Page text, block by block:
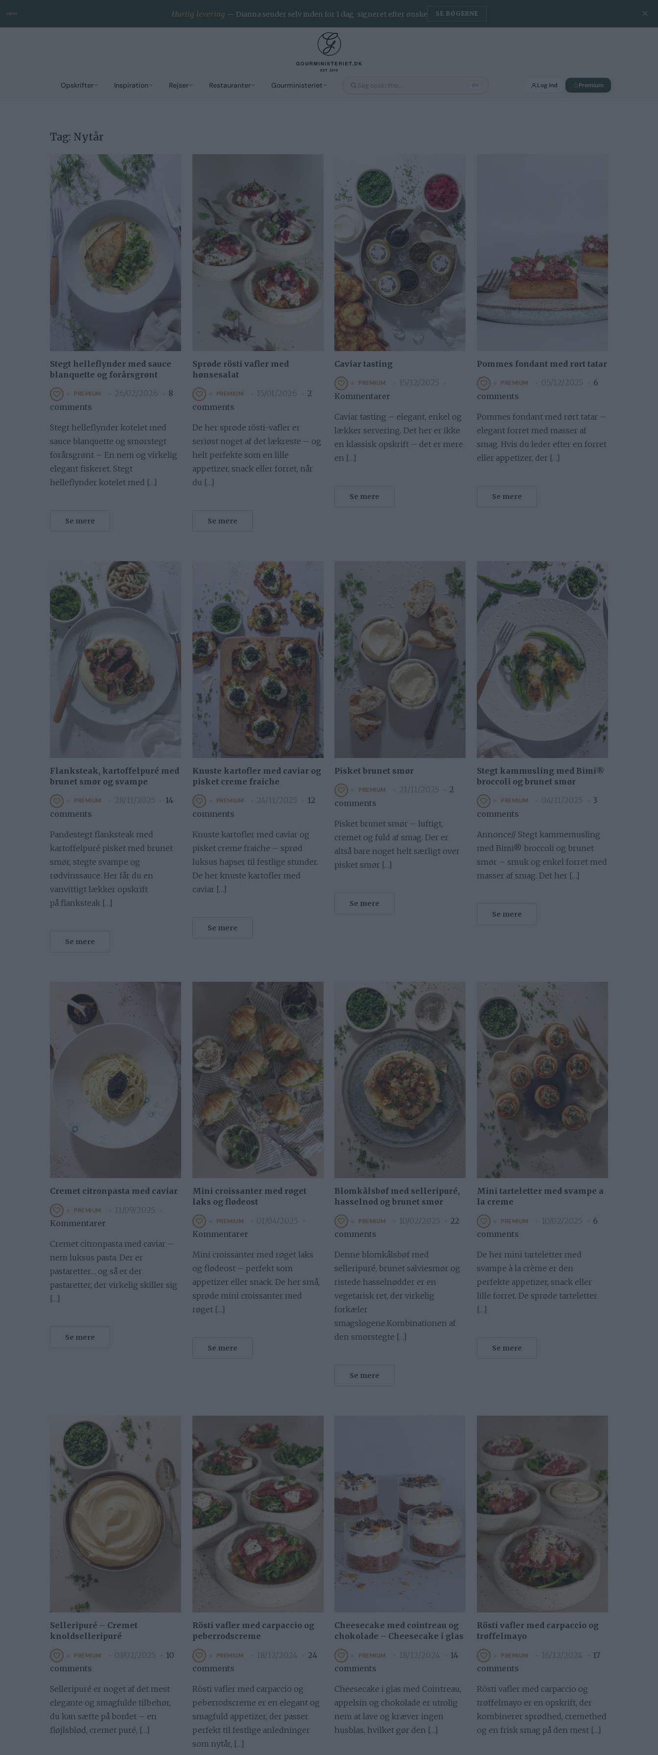
Opskrifter Inspiration Rejser Restauranter Gourministeriet ⌘K Log ind Premium
Hurtig levering — Dianna sender selv inden for 1 dag · signeret efter ønske SE BØGERNE ✕
Tag: Nytår
Stegt helleflynder med sauce
blanquette og forårsgrønt
PREMIUM 26/02/2026
8
comments
Stegt helleflynder kotelet med
sauce blanquette og smørstegt
forårsgrønt – En nem og virkelig
elegant fiskeret. Stegt
helleflynder kotelet med […]
Se mere
Sprøde rösti vafler med
hønsesalat
PREMIUM 15/01/2026
2
comments
De her sprøde rösti-vafler er
seriøst noget af det lækreste – og
helt perfekte som en lille
appetizer, snack eller forret, når
du […]
Se mere
Caviar tasting
PREMIUM
15/12/2025
Kommentarer
Caviar tasting – elegant, enkel og
lækker servering. Det her er ikke
en klassisk opskrift – det er mere
en […]
Se mere
Pommes fondant med rørt tatar
PREMIUM 05/12/2025
6
comments
Pommes fondant med rørt tatar –
elegant forret med masser af
smag. Hvis du leder efter en forret
eller appetizer, der […]
Se mere
Flanksteak, kartoffelpuré med
brunet smør og svampe
PREMIUM 28/11/2025
14
comments
Pandestegt flanksteak med
kartoffelpuré pisket med brunet
smør, stegte svampe og
rødvinssauce. Her får du en
vanvittigt lækker opskrift
på flanksteak […]
Se mere
Knuste kartofler med caviar og
pisket creme fraiche
PREMIUM 24/11/2025
12
comments
Knuste kartofler med caviar og
pisket creme fraiche – sprød
luksus hapser til festlige stunder.
De her knuste kartofler med
caviar […]
Se mere
Pisket brunet smør
PREMIUM 21/11/2025
2
comments
Pisket brunet smør – luftigt,
cremet og fuld af smag. Der er
altså bare noget helt særligt over
pisket smør […]
Se mere
Stegt kammusling med Bimi®
broccoli og brunet smør
PREMIUM 04/11/2025
3
comments
Annonce// Stegt kammemusling
med Bimi® broccoli og brunet
smør – smuk og enkel forret med
masser af smag. Det her […]
Se mere
Cremet citronpasta med caviar
PREMIUM
11/09/2025
Kommentarer
Cremet citronpasta med caviar –
nem luksus pasta. Der er
pastaretter… og så er der
pastaretter, der virkelig skiller sig
[…]
Se mere
Mini croissanter med røget
laks og flødeost
PREMIUM
01/04/2025
Kommentarer
Mini croissanter med røget laks
og flødeost – perfekt som
appetizer eller snack. De her små,
sprøde mini croissanter med
røget […]
Se mere
Blomkålsbøf med selleripuré,
hasselnød og brunet smør
PREMIUM 10/02/2025
22
comments
Denne blomkålsbøf med
selleripuré, brunet salviesmør og
ristede hasselnødder er en
vegetarisk ret, der virkelig
forkæler
smagsløgene.Kombinationen af
den smørstegte […]
Se mere
Mini tarteletter med svampe a
la creme
PREMIUM 10/02/2025
6
comments
De her mini tarteletter med
svampe à la crème er den
perfekte appetizer, snack eller
lille forret. De sprøde tarteletter
[…]
Se mere
Selleripuré – Cremet
knoldselleripuré
PREMIUM 03/02/2025
10
comments
Selleripuré er noget af det mest
elegante og smagfulde tilbehør,
du kan sætte på bordet – en
fløjlsblød, cremet puré, […]
Rösti vafler med carpaccio og
peberrodscreme
PREMIUM 18/12/2024
24
comments
Rösti vafler med carpaccio og
peberrodscreme er en elegant og
smagfuld appetizer, der passer
perfekt til festlige anledninger
som nytår, […]
Cheesecake med cointreau og
chokolade – Cheesecake i glas
PREMIUM 18/12/2024
14
comments
Cheesecake i glas med Cointreau,
appelsin og chokolade er utrolig
nem at lave og kræver ingen
husblas, hvilket gør den […]
Rösti vafler med carpaccio og
trøffelmayo
PREMIUM 16/12/2024
17
comments
Rösti vafler med carpaccio og
trøffelmayo er en opskrift, der
kombinerer sprødhed, cremethed
og en frisk smag på den mest […]